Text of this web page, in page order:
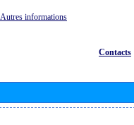
Autres informations
Contacts